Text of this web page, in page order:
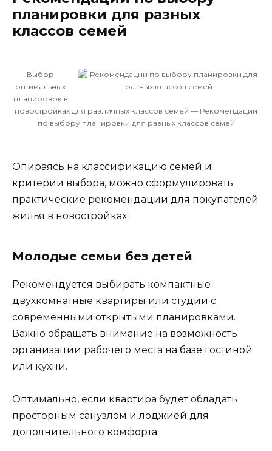
планировки для разных
классов семей
Выбор
оптимальных
планировок в
новостройках для различных классов семей — Рекомендации
по выбору планировки для разных классов семей
Опираясь на классификацию семей и
критерии выбора, можно сформулировать
практические рекомендации для покупателей
жилья в новостройках.
Молодые семьи без детей
Рекомендуется выбирать компактные
двухкомнатные квартиры или студии с
современными открытыми планировками.
Важно обращать внимание на возможность
организации рабочего места на базе гостиной
или кухни.
Оптимально, если квартира будет обладать
просторным санузлом и лоджией для
дополнительного комфорта.